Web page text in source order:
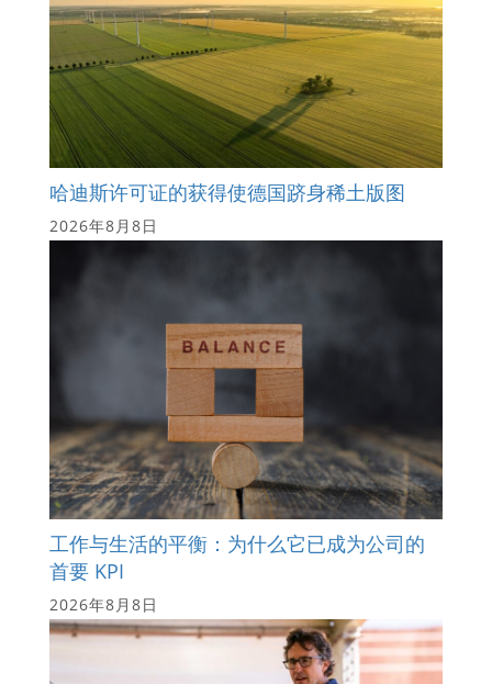
哈迪斯许可证的获得使德国跻身稀土版图
2026年8月8日
工作与生活的平衡：为什么它已成为公司的
首要 KPI
2026年8月8日